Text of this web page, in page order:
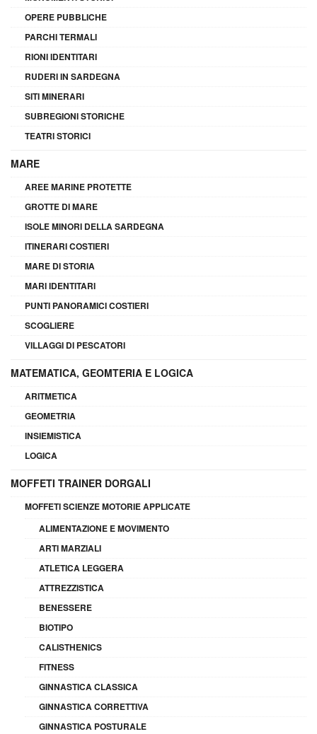
OPERE PUBBLICHE
PARCHI TERMALI
RIONI IDENTITARI
RUDERI IN SARDEGNA
SITI MINERARI
SUBREGIONI STORICHE
TEATRI STORICI
MARE
AREE MARINE PROTETTE
GROTTE DI MARE
ISOLE MINORI DELLA SARDEGNA
ITINERARI COSTIERI
MARE DI STORIA
MARI IDENTITARI
PUNTI PANORAMICI COSTIERI
SCOGLIERE
VILLAGGI DI PESCATORI
MATEMATICA, GEOMTERIA E LOGICA
ARITMETICA
GEOMETRIA
INSIEMISTICA
LOGICA
MOFFETI TRAINER DORGALI
MOFFETI SCIENZE MOTORIE APPLICATE
ALIMENTAZIONE E MOVIMENTO
ARTI MARZIALI
ATLETICA LEGGERA
ATTREZZISTICA
BENESSERE
BIOTIPO
CALISTHENICS
FITNESS
GINNASTICA CLASSICA
GINNASTICA CORRETTIVA
GINNASTICA POSTURALE